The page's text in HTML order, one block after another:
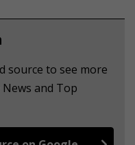
source to see more
and Top